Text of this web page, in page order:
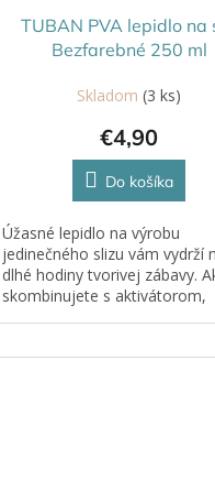
TUBAN PVA lepidlo na
Bezfarebné 250 ml
Skladom(3 ks)
€4,90
Do košíka
Úžasné lepidlo na výrobu
jedinečného slizu vám vydrží
dlhé hodiny tvorivej zábavy.
skombinujete s aktivátorom,
v...